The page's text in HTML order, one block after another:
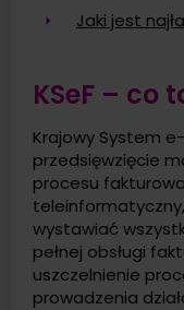
Jaki jest
KSeF – co
Krajowy System
przedsięwzięcie
procesu
wystawiać
pełnej obsługi
uszczelnienie
prowadzenia